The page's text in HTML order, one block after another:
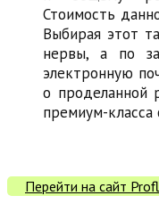
Стоимость
Выбирая этот
нервы, а по
электронную
о проделанной
премиум-класса
Перейти на сайт